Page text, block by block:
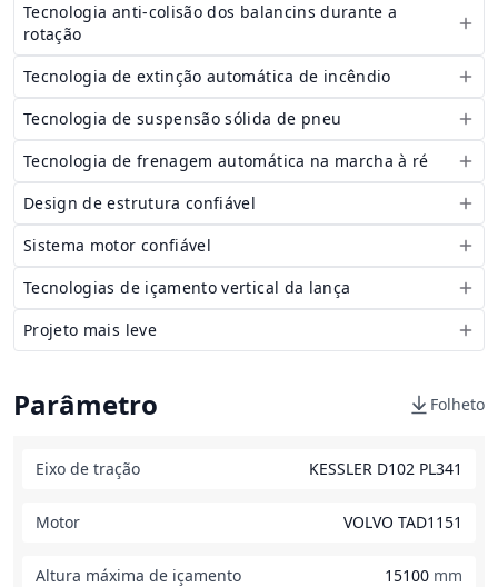
Tecnologia anti-colisão dos balancins durante a
rotação
Tecnologia de extinção automática de incêndio
Tecnologia de suspensão sólida de pneu
Tecnologia de frenagem automática na marcha à ré
Design de estrutura confiável
Sistema motor confiável
Tecnologias de içamento vertical da lança
Projeto mais leve
Parâmetro Folheto
Eixo de tração KESSLER D102 PL341
Motor VOLVO TAD1151
Altura máxima de içamento 15100 mm